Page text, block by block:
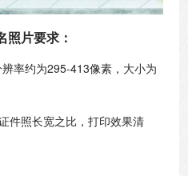
照片要求：
率约为295-413像素，大小为
件照长宽之比，打印效果清